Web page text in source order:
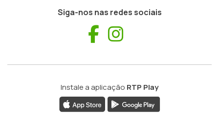
Siga-nos nas redes sociais
Facebook
Instale a aplicação RTP Play